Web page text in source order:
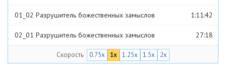
01_02 Разрушитель божественных замыслов 1:11:42
02_01 Разрушитель божественных замыслов 27:18
02_02 Разрушитель божественных замыслов
Скорость 0.75x 1x 1.25x 1.5x 2x